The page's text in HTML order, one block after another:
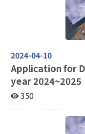
2024-04-10
Application for
year 2024~2025
350